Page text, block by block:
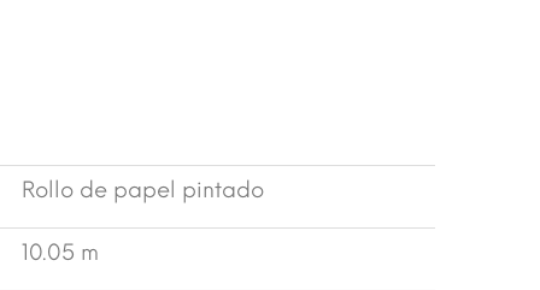
Rollo de papel pintado
10.05 m